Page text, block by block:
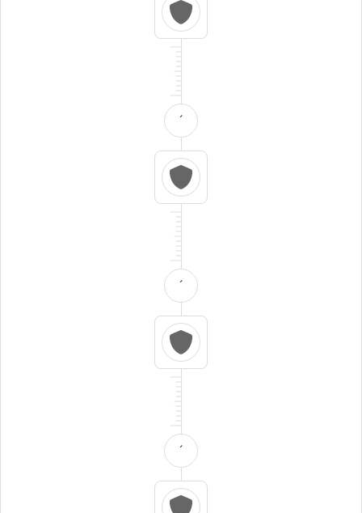
´
´
´